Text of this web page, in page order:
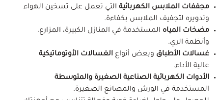
مجففات الملابس الكهربائية التي تعمل على تسخين الهواء
وتدويره لتجفيف الملابس بكفاءة.
مضخات المياه المستخدمة في المنازل الكبيرة، المزارع،
وأنظمة الري.
غسالات الأطباق وبعض أنواع الغسالات الأوتوماتيكية
عالية الأداء.
الأدوات الكهربائية الصناعية الصغيرة والمتوسطة
المستخدمة في الورش والمصانع الصغيرة.